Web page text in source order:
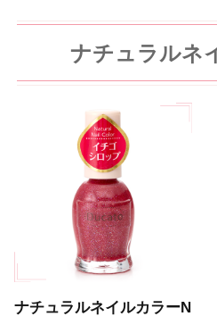
ナチュラルネ
ナチュラルネイルカラーN